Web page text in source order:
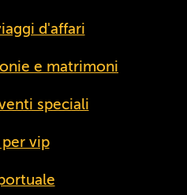
d'affari
e matrimoni
speciali
per vip